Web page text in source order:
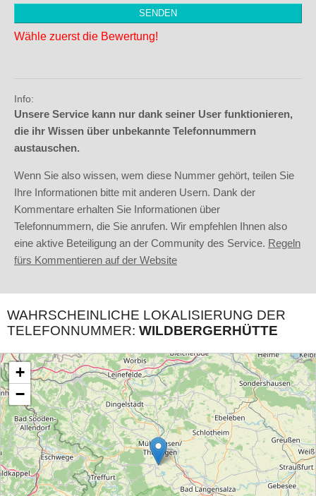
Wähle zuerst die Bewertung!
Info:
Unsere Service kann nur dank seiner User funktionieren,
die ihr Wissen über unbekannte Telefonnummern
austauschen.
Wenn Sie also wissen, wem diese Nummer gehört, teilen Sie
Ihre Informationen bitte mit anderen Usern. Dank der
Kommentare erhalten Sie Informationen über
Telefonnummern, die Sie anrufen. Wir empfehlen Ihnen also
eine aktive Beteiligung an der Community des Service. Regeln
fürs Kommentieren auf der Website
WAHRSCHEINLICHE LOKALISIERUNG DER
TELEFONNUMMER: WILDBERGERHÜTTE